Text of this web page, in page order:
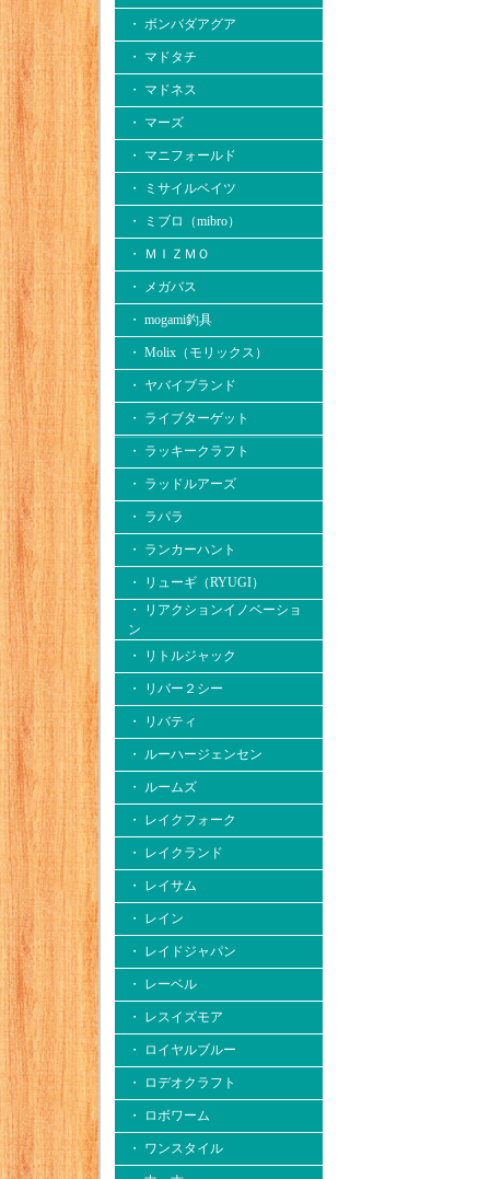
・ ボンバダアグア
・ マドタチ
・ マドネス
・ マーズ
・ マニフォールド
・ ミサイルベイツ
・ ミブロ（mibro）
・ ＭＩＺＭＯ
・ メガバス
・ mogami釣具
・ Molix（モリックス）
・ ヤバイブランド
・ ライブターゲット
・ ラッキークラフト
・ ラッドルアーズ
・ ラパラ
・ ランカーハント
・ リューギ（RYUGI）
・ リアクションイノベーショ
ン
・ リトルジャック
・ リバー２シー
・ リバティ
・ ルーハージェンセン
・ ルームズ
・ レイクフォーク
・ レイクランド
・ レイサム
・ レイン
・ レイドジャパン
・ レーベル
・ レスイズモア
・ ロイヤルブルー
・ ロデオクラフト
・ ロボワーム
・ ワンスタイル